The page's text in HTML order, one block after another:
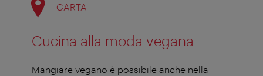
CARTA
Cucina alla moda vegana
Mangiare vegano è possibile anche nella